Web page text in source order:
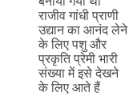
राजीव गांधी प्राणी
उद्यान का आनंद लेने
के लिए पशु और
प्रकृति प्रेमी भारी
संख्या में इसे देखने
के लिए आते हैं